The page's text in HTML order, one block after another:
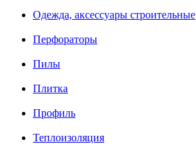
Одежда, аксессуары строительные
Перфораторы
Пилы
Плитка
Профиль
Теплоизоляция